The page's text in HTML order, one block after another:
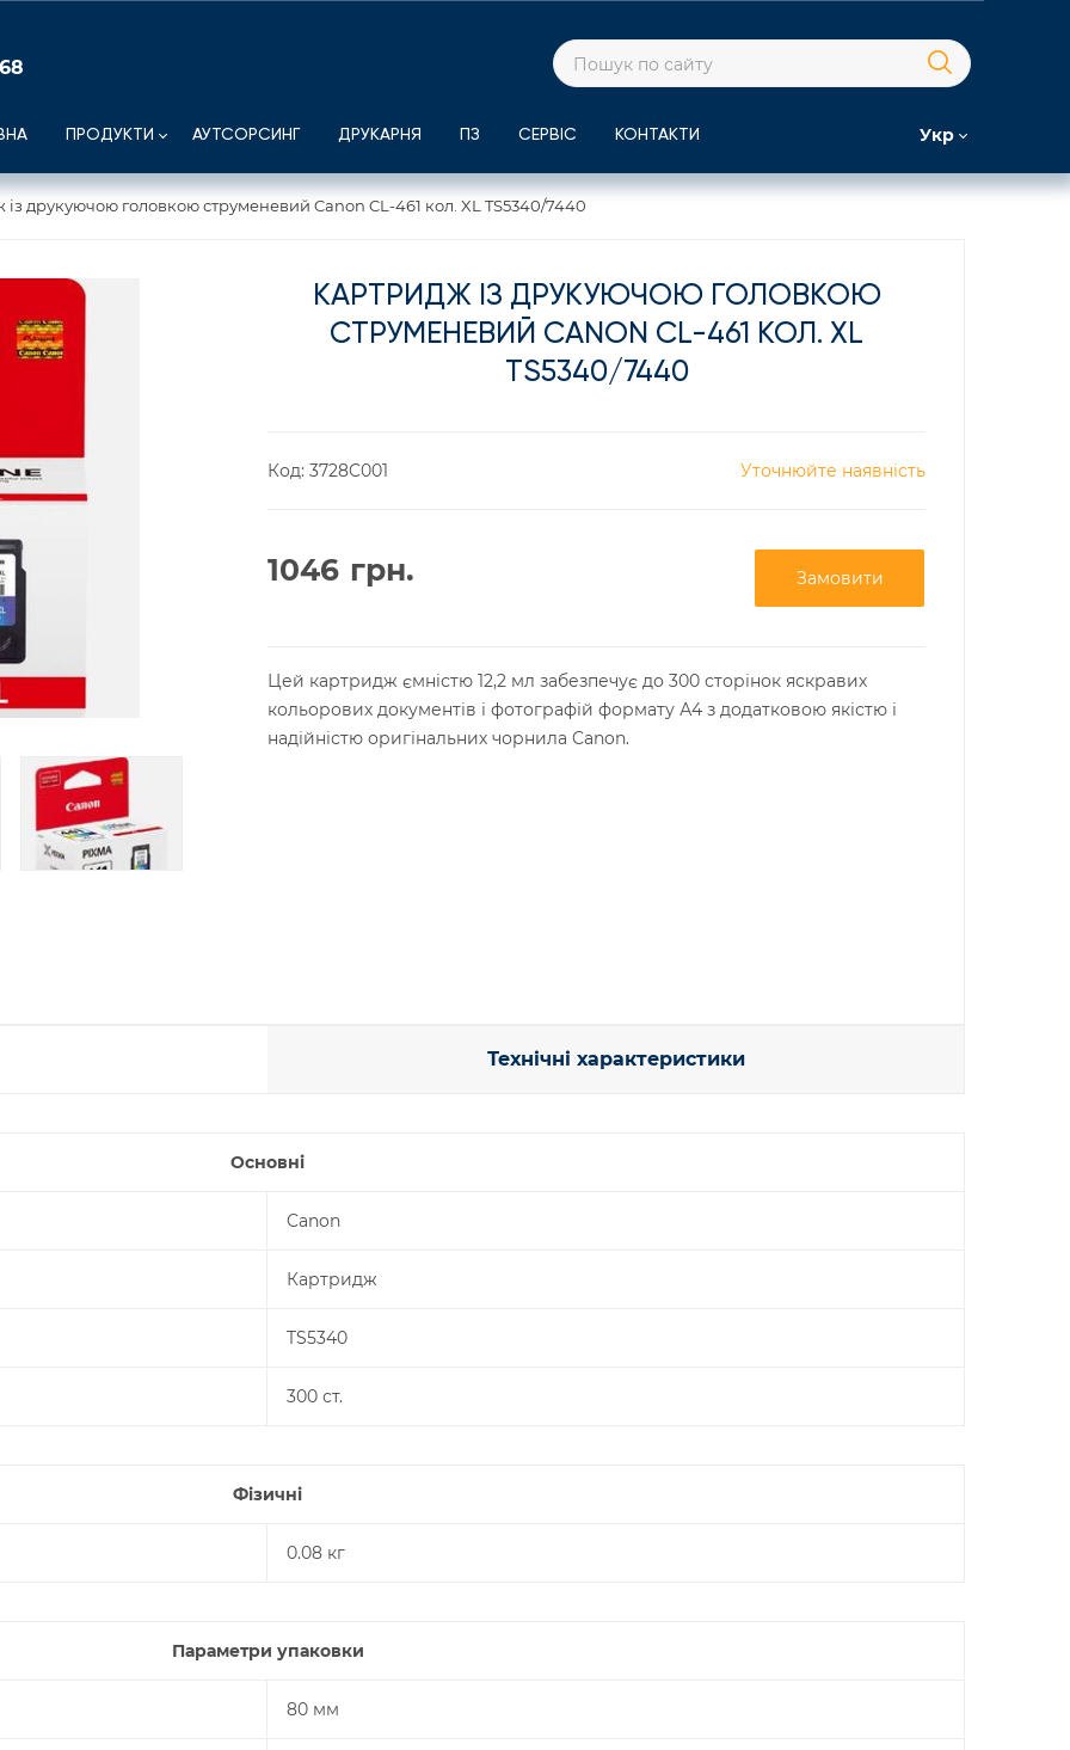
ПРОДУКТИ АУТСОРСИНГ ДРУКАРНЯ ПЗ СЕРВІС КОНТАКТИ Укр
друкуючою головкою струменевий Canon CL-461 кол. XL TS5340/7440
КАРТРИДЖ ІЗ ДРУКУЮЧОЮ ГОЛОВКОЮ
СТРУМЕНЕВИЙ CANON CL-461 КОЛ. XL
TS5340/7440
Код: 3728C001 Уточнюйте наявність
1046 грн. Замовити
Цей картридж ємністю 12,2 мл забезпечує до 300 сторінок яскравих
кольорових документів і фотографій формату А4 з додатковою якістю і
надійністю оригінальних чорнила Canon.
Технічні характеристики
Основні
Canon
Картридж
TS5340
300 ст.
Фізичні
0.08 кг
Параметри упаковки
80 мм